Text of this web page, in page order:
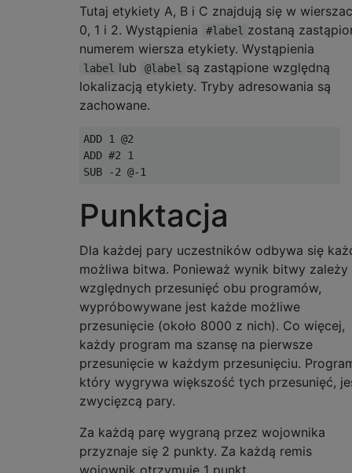
Tutaj etykiety A, B i C znajdują się w
0, 1 i 2. Wystąpienia
#label zostaną
numerem wiersza etykiety. Wystąpienia
label lub @label są zastąpione względną
lokalizacją etykiety. Tryby adresowania są
zachowane.
ADD 1 @2
ADD #2 1
Punktacja
Dla każdej pary uczestników odbywa się
możliwa bitwa. Ponieważ wynik bitwy zależy
względnych przesunięć obu programów,
wypróbowywane jest każde możliwe
przesunięcie (około 8000 z nich). Co więcej,
każdy program ma szansę na pierwsze
przesunięcie w każdym przesunięciu.
który wygrywa większość tych przesunięć,
zwycięzcą pary.
Za każdą parę wygraną przez wojownika
przyznaje się 2 punkty. Za każdą remis
wojownik otrzymuje 1 punkt.